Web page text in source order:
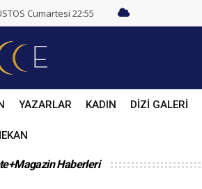
Cumartesi 22:55
YAZARLAR KADIN DİZİ GALERİ
Haberleri